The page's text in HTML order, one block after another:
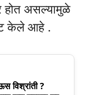
होत असल्यामुळे
केले आहे .
विश्रांती ?